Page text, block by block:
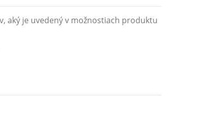
aký je uvedený v možnostiach produktu